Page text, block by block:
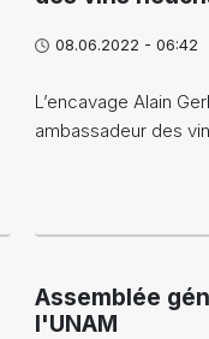
08.06.2022 - 06:42
L’encavage Alain
ambassadeur des
Assemblée
l'UNAM